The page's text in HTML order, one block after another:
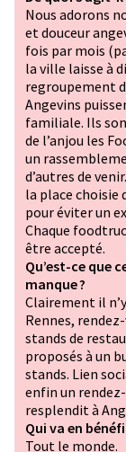
Nous adorons
et douceur
fois par mois
la ville laisse à
regroupement
Angevins
familiale. Ils
de l’anjou les
un
d’autres de
la place choisie
pour éviter un
Chaque
être accepté.
Qu’est-ce que
manque ?
Clairement il
Rennes,
stands de
proposés à un
stands. Lien
enfin un
resplendit à
Qui va en
Tout le monde.